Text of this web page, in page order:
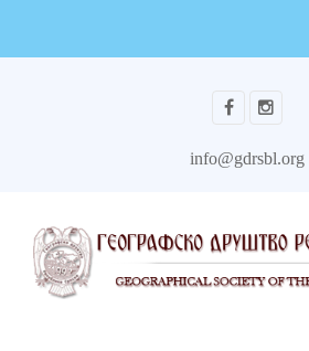
info@gdrsbl.org